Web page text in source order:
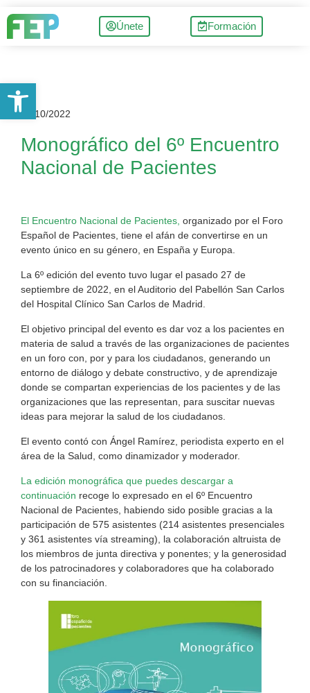
Únete Formación
27/10/2022
Monográfico del 6º Encuentro
Nacional de Pacientes
El Encuentro Nacional de Pacientes, organizado por el Foro
Español de Pacientes, tiene el afán de convertirse en un
evento único en su género, en España y Europa.
La 6º edición del evento tuvo lugar el pasado 27 de
septiembre de 2022, en el Auditorio del Pabellón San Carlos
del Hospital Clínico San Carlos de Madrid.
El objetivo principal del evento es dar voz a los pacientes en
materia de salud a través de las organizaciones de pacientes
en un foro con, por y para los ciudadanos, generando un
entorno de diálogo y debate constructivo, y de aprendizaje
donde se compartan experiencias de los pacientes y de las
organizaciones que las representan, para suscitar nuevas
ideas para mejorar la salud de los ciudadanos.
El evento contó con Ángel Ramírez, periodista experto en el
área de la Salud, como dinamizador y moderador.
La edición monográfica que puedes descargar a
continuación recoge lo expresado en el 6º Encuentro
Nacional de Pacientes, habiendo sido posible gracias a la
participación de 575 asistentes (214 asistentes presenciales
y 361 asistentes vía streaming), la colaboración altruista de
los miembros de junta directiva y ponentes; y la generosidad
de los patrocinadores y colaboradores que ha colaborado
con su financiación.
Abrir barra de herramientas